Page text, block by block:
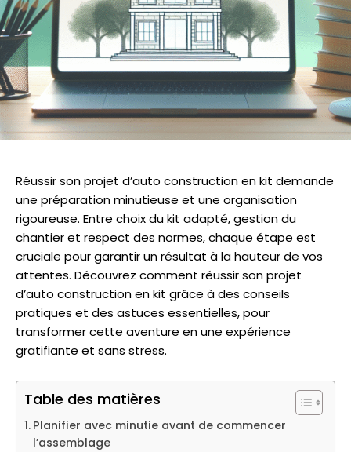
Réussir son projet d’auto construction en kit demande
une préparation minutieuse et une organisation
rigoureuse. Entre choix du kit adapté, gestion du
chantier et respect des normes, chaque étape est
cruciale pour garantir un résultat à la hauteur de vos
attentes. Découvrez comment réussir son projet
d’auto construction en kit grâce à des conseils
pratiques et des astuces essentielles, pour
transformer cette aventure en une expérience
gratifiante et sans stress.
Table des matières
Planifier avec minutie avant de commencer
l’assemblage